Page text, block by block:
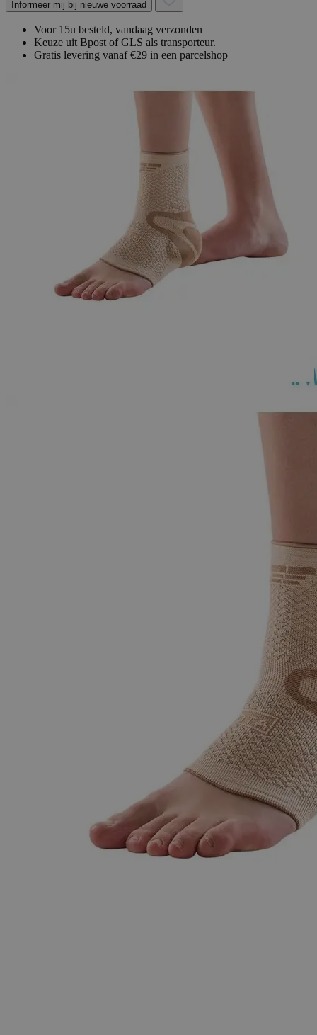
Informeer mij bij nieuwe voorraad
Voor 15u besteld, vandaag verzonden
Keuze uit Bpost of GLS als transporteur.
Gratis levering vanaf €29 in een parcelshop